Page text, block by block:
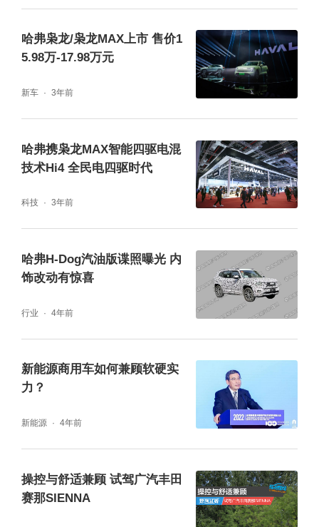
哈弗枭龙/枭龙MAX上市 售价1
5.98万-17.98万元
新车 3年前
哈弗携枭龙MAX智能四驱电混
技术Hi4 全民电四驱时代
科技 3年前
哈弗H-Dog汽油版谍照曝光 内
饰改动有惊喜
行业 4年前
新能源商用车如何兼顾软硬实
力？
新能源 4年前
操控与舒适兼顾 试驾广汽丰田
赛那SIENNA